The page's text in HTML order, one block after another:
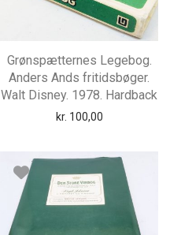
Grønspætternes Legebog.
Anders Ands fritidsbøger.
Walt Disney. 1978. Hardback
kr. 100,00